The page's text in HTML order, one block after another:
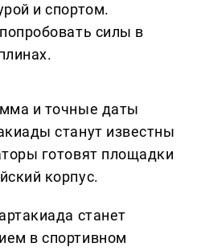
и спортом.
силы в
и точные даты
станут известны
готовят площадки
корпус.
станет
в спортивном